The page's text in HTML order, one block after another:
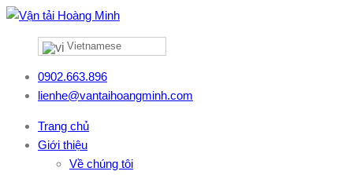
Vietnamese
0902.663.896
lienhe@vantaihoangminh.com
Trang chủ
Giới thiệu
Về chúng tôi